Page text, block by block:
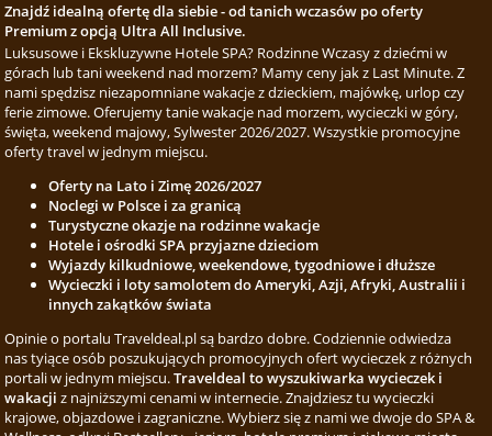
Znajdź idealną ofertę dla siebie - od tanich wczasów po oferty
Premium z opcją Ultra All Inclusive.
Luksusowe i Ekskluzywne Hotele SPA? Rodzinne Wczasy z dziećmi w
górach lub tani weekend nad morzem? Mamy ceny jak z Last Minute. Z
nami spędzisz niezapomniane wakacje z dzieckiem, majówkę, urlop czy
ferie zimowe. Oferujemy tanie wakacje nad morzem, wycieczki w góry,
święta, weekend majowy, Sylwester 2026/2027. Wszystkie promocyjne
oferty travel w jednym miejscu.
Oferty na Lato i Zimę 2026/2027
Noclegi w Polsce i za granicą
Turystyczne okazje na rodzinne wakacje
Hotele i ośrodki SPA przyjazne dzieciom
Wyjazdy kilkudniowe, weekendowe, tygodniowe i dłuższe
Wycieczki i loty samolotem do Ameryki, Azji, Afryki, Australii i
innych zakątków świata
Opinie o portalu Traveldeal.pl są bardzo dobre. Codziennie odwiedza
nas tyiące osób poszukujących promocyjnych ofert wycieczek z różnych
portali w jednym miejscu.Traveldeal to wyszukiwarka wycieczek i
wakacji z najniższymi cenami w internecie. Znajdziesz tu wycieczki
krajowe, objazdowe i zagraniczne. Wybierz się z nami we dwoje do SPA &